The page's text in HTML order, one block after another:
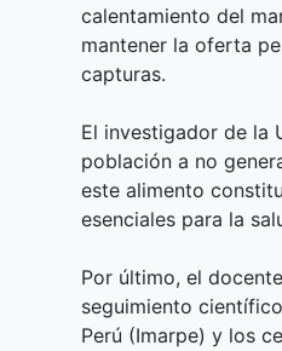
calentamiento del
mantener la oferta
capturas.
El investigador de la
población a no
este alimento
esenciales para la
Por último, el
seguimiento
Perú (Imarpe) y los